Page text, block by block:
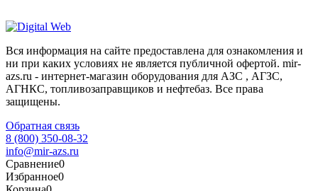
Вся информация на сайте предоставлена для ознакомления и
ни при каких условиях не является публичной офертой. mir-
azs.ru - интернет-магазин оборудования для АЗС , АГЗС,
АГНКС, топливозаправщиков и нефтебаз. Все права
защищены.
Обратная связь
8 (800) 350-08-32
info@mir-azs.ru
Сравнение0
Избранное0